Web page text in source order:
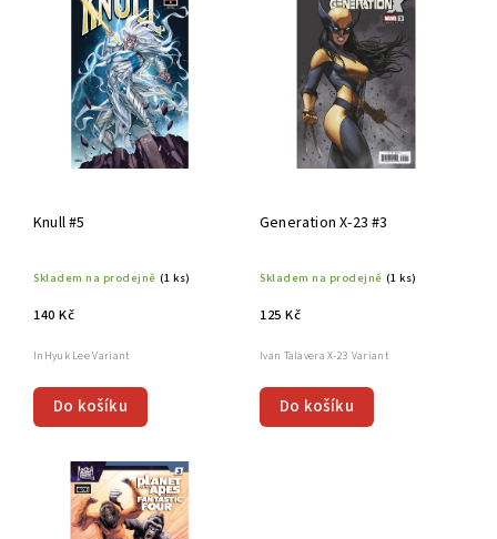
Nejprodávanější
Knull #5
Skladem na prodejně (1 ks)
140 Kč
Do košíku
InHyuk Lee Variant
Generation X-23 #3
Skladem na prodejně (1 ks)
125 Kč
Do košíku
Ivan Talavera X-23 Variant